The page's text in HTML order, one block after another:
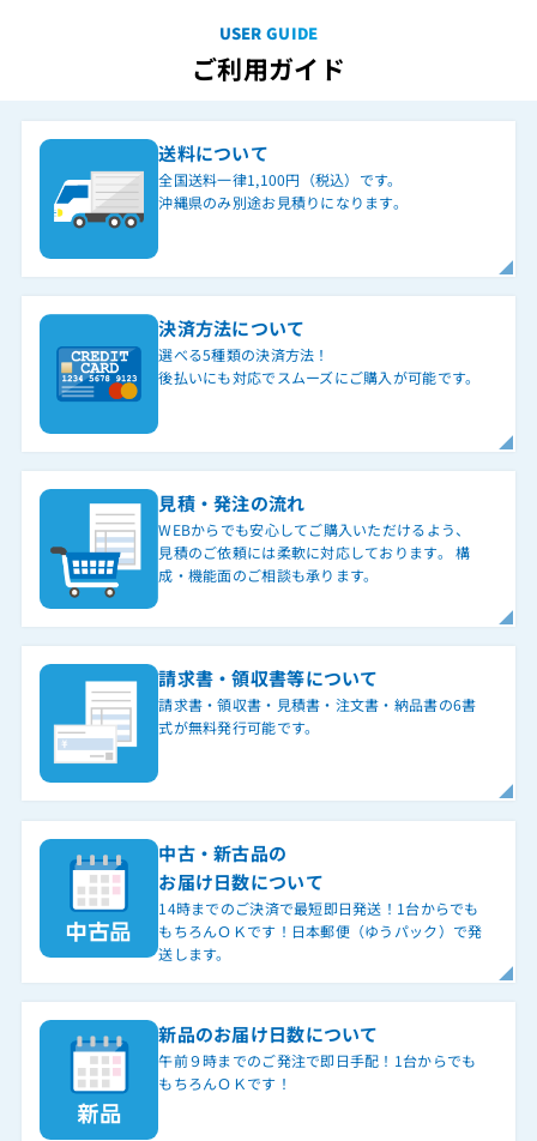
USER GUIDE
ご利用ガイド
送料について
全国送料一律1,100円（税込）です。
沖縄県のみ別途お見積りになります。
決済方法について
選べる5種類の決済方法！
後払いにも対応でスムーズにご購入が可能です。
見積・発注の流れ
WEBからでも安心してご購入いただけるよう、
見積のご依頼には柔軟に対応しております。 構
成・機能面のご相談も承ります。
請求書・領収書等について
請求書・領収書・見積書・注文書・納品書の6書
式が無料発行可能です。
中古・新古品の
お届け日数について
14時までのご決済で最短即日発送！1台からでも
もちろんＯＫです！日本郵便（ゆうパック）で発
送します。
新品のお届け日数について
午前９時までのご発注で即日手配！1台からでも
もちろんＯＫです！